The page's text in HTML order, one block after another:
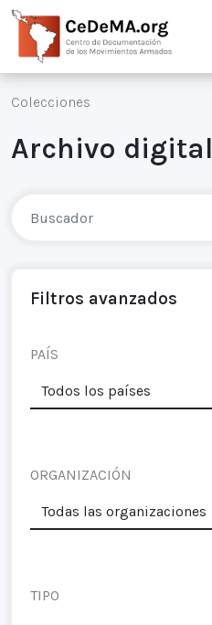
Colecciones
Archivo digital
Filtros avanzados
PAÍS
ORGANIZACIÓN
TIPO